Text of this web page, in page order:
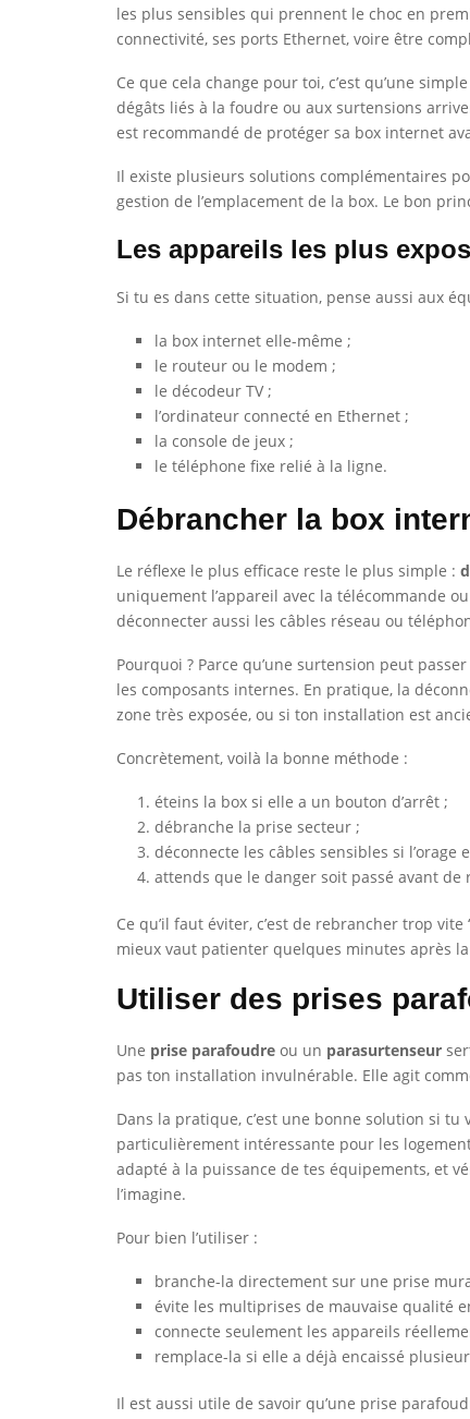
les plus sensibles qui prennent le choc en
connectivité, ses ports Ethernet, voire être
Ce que cela change pour toi, c’est qu’une
dégâts liés à la foudre ou aux surtensions
est recommandé de protéger sa box internet
Il existe plusieurs solutions complémentaires
gestion de l’emplacement de la box. Le bon
Les appareils les plus
Si tu es dans cette situation, pense aussi aux
la box internet elle-même ;
le routeur ou le modem ;
le décodeur TV ;
l’ordinateur connecté en Ethernet ;
la console de jeux ;
le téléphone fixe relié à la ligne.
Débrancher la box
Le réflexe le plus efficace reste le plus simple :
uniquement l’appareil avec la télécommande
déconnecter aussi les câbles réseau ou
Pourquoi ? Parce qu’une surtension peut
les composants internes. En pratique, la
zone très exposée, ou si ton installation est
Concrètement, voilà la bonne méthode :
éteins la box si elle a un bouton d’arrêt ;
débranche la prise secteur ;
déconnecte les câbles sensibles si l’orage
attends que le danger soit passé avant de
Ce qu’il faut éviter, c’est de rebrancher trop
mieux vaut patienter quelques minutes après
Utiliser des prises
Une prise parafoudre ou un parasurtenseur
pas ton installation invulnérable. Elle agit
Dans la pratique, c’est une bonne solution si
particulièrement intéressante pour les
adapté à la puissance de tes équipements, et
l’imagine.
Pour bien l’utiliser :
branche-la directement sur une prise
évite les multiprises de mauvaise qualité
connecte seulement les appareils
remplace-la si elle a déjà encaissé
Il est aussi utile de savoir qu’une prise